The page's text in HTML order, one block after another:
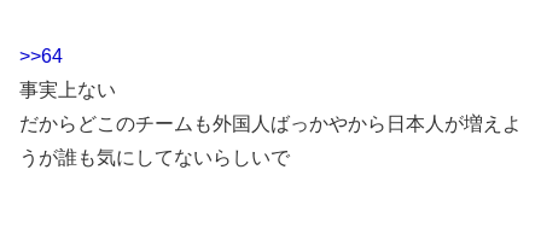
>>64
事実上ない
だからどこのチームも外国人ばっかやから日本人が増えよ
うが誰も気にしてないらしいで